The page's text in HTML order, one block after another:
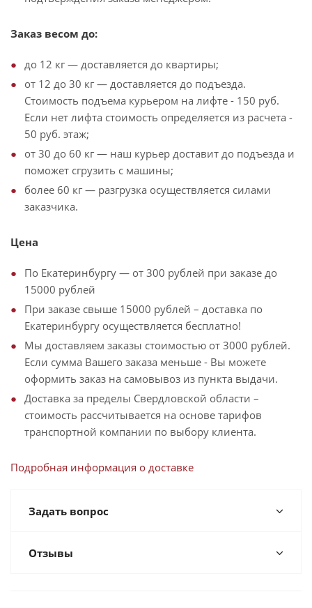
Заказ весом до:
до 12 кг — доставляется до квартиры;
от 12 до 30 кг — доставляется до подъезда.
Стоимость подъема курьером на лифте - 150 руб.
Если нет лифта стоимость определяется из расчета -
50 руб. этаж;
от 30 до 60 кг — наш курьер доставит до подъезда и
поможет сгрузить с машины;
более 60 кг — разгрузка осуществляется силами
заказчика.
Цена
По Екатеринбургу — от 300 рублей при заказе до
15000 рублей
При заказе свыше 15000 рублей – доставка по
Екатеринбургу осуществляется бесплатно!
Мы доставляем заказы стоимостью от 3000 рублей.
Если сумма Вашего заказа меньше - Вы можете
оформить заказ на самовывоз из пункта выдачи.
Доставка за пределы Свердловской области –
стоимость рассчитывается на основе тарифов
транспортной компании по выбору клиента.
Подробная информация о доставке
Задать вопрос
Отзывы